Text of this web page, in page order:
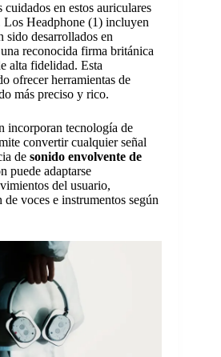
cuidados en estos auriculares
Los Headphone (1) incluyen
sido desarrollados en
reconocida firma británica
alta fidelidad. Esta
ofrecer herramientas de
más preciso y rico.
incorporan tecnología de
convertir cualquier señal
de sonido envolvente de
puede adaptarse
del usuario,
voces e instrumentos según